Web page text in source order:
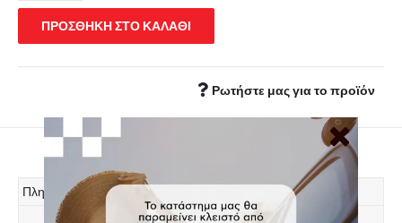
ΠΡΟΣΘΗΚΗ ΣΤΟ ΚΑΛΑΘΙ
Ρωτήστε μας για το προϊόν
Πληροφορίες